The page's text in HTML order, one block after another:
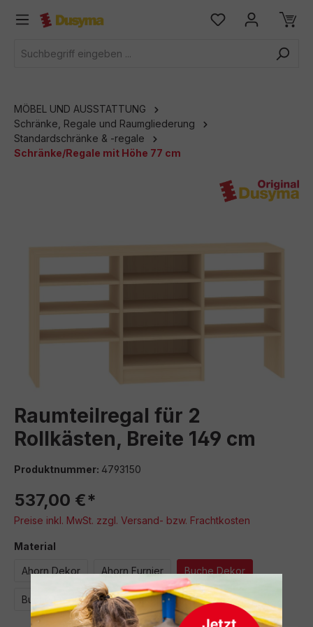
springen
MÖBEL UND AUSSTATTUNG
Schränke, Regale und Raumgliederung
Standardschränke & -regale
Schränke/Regale mit Höhe 77 cm
Raumteilregal für 2
Rollkästen, Breite 149 cm
Produktnummer: 4793150
537,00 €*
Preise inkl. MwSt. zzgl. Versand- bzw. Frachtkosten
Material
Ahorn Dekor Ahorn Furnier Buche Dekor
Buche Furnier weiß Dekor